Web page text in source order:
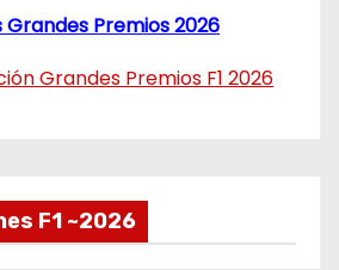
Grandes Premios 2026
Grandes Premios F1 2026
F1 ~2026